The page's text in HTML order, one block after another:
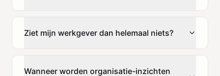
Ziet mijn werkgever dan helemaal niets?
Wanneer worden organisatie-inzichten